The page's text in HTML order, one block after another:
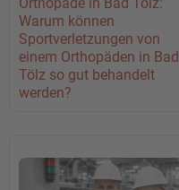
Warum können
Sportverletzungen von
einem Orthopäden in Bad
Tölz so gut behandelt
werden?